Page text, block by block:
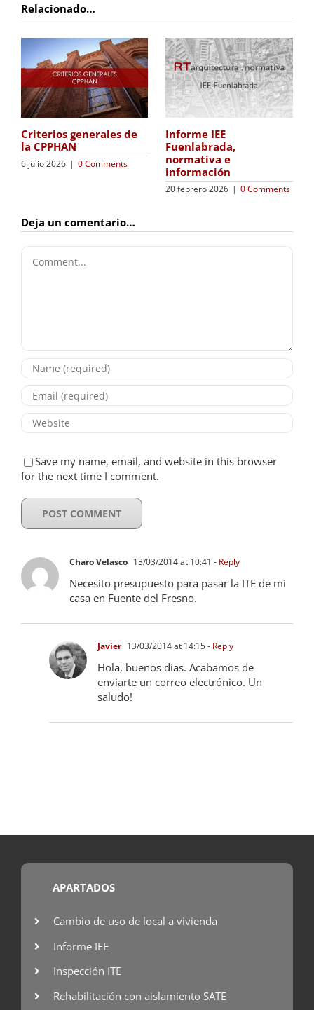
Relacionado…
Criterios generales de
la CPPHAN
6 julio 2026 | 0 Comments
Informe IEE
Fuenlabrada,
normativa e
información
20 febrero 2026 | 0 Comments
Deja un comentario…
Charo Velasco 13/03/2014 at 10:41 - Reply
Necesito presupuesto para pasar la ITE de mi
casa en Fuente del Fresno.
Javier 13/03/2014 at 14:15- Reply
Hola, buenos días. Acabamos de
enviarte un correo electrónico. Un
saludo!
Comment
Save my name, email, and website in this browser
for the next time I comment.
APARTADOS
Cambio de uso de local a vivienda
Informe IEE
Inspección ITE
Rehabilitación con aislamiento SATE